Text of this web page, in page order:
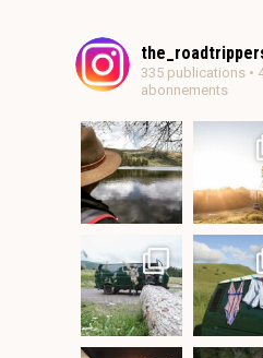
335 publications •
abonnements